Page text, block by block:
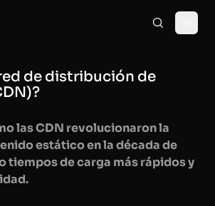
de distribución de
las CDN revolucionaron la
estático en la década de
tiempos de carga más rápidos y